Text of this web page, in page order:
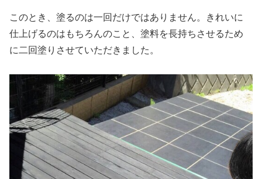
このとき、塗るのは一回だけではありません。きれいに
仕上げるのはもちろんのこと、塗料を長持ちさせるため
に二回塗りさせていただきました。